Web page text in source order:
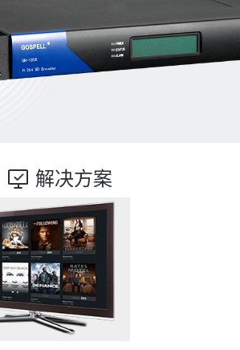
解决方案